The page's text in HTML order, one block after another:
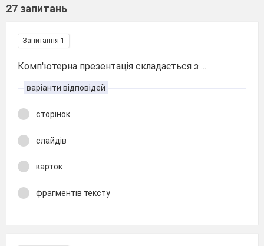
27 запитань
Запитання 1
Комп'ютерна презентація складається з ...
варіанти відповідей
сторінок
слайдів
карток
фрагментів тексту